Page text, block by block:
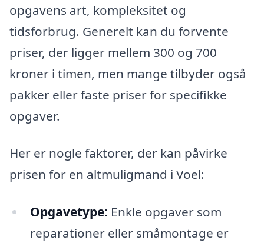
opgavens art, kompleksitet og
tidsforbrug. Generelt kan du forvente
priser, der ligger mellem 300 og 700
kroner i timen, men mange tilbyder også
pakker eller faste priser for specifikke
opgaver.
Her er nogle faktorer, der kan påvirke
prisen for en altmuligmand i Voel:
Opgavetype: Enkle opgaver som
reparationer eller småmontage er